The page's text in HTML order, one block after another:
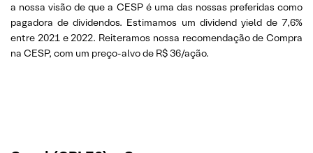
a nossa visão de que a CESP é uma das nossas preferidas como
pagadora de dividendos. Estimamos um dividend yield de 7,6%
entre 2021 e 2022. Reiteramos nossa recomendação de Compra
na CESP, com um preço-alvo de R$ 36/ação.